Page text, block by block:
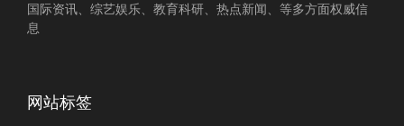
国际资讯、综艺娱乐、教育科研、热点新闻、等多方面权威信
息
网站标签